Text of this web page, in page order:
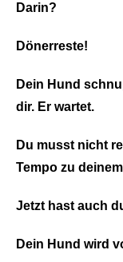
Darin?
Dönerreste!
Dein Hund
dir. Er wartet.
Du musst nicht
Tempo zu
Jetzt hast auch
Dein Hund wird